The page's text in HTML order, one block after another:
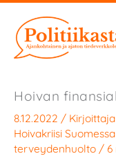
sisältöön
Hoivan
8.12.2022 / Kirjoittaja
Hoivakriisi Suomessa
terveydenhuolto /